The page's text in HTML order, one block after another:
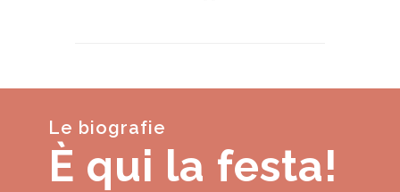
Le biografie
È qui la festa!